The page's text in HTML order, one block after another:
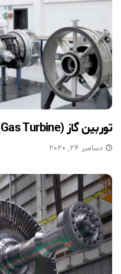
توربین گاز (Gas Turbine) چیست؟
دسامبر 24, 2020